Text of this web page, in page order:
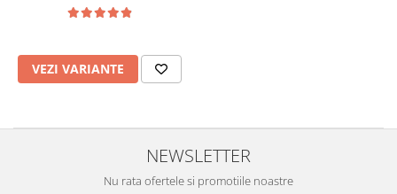
VEZI VARIANTE
NEWSLETTER
Nu rata ofertele si promotiile noastre